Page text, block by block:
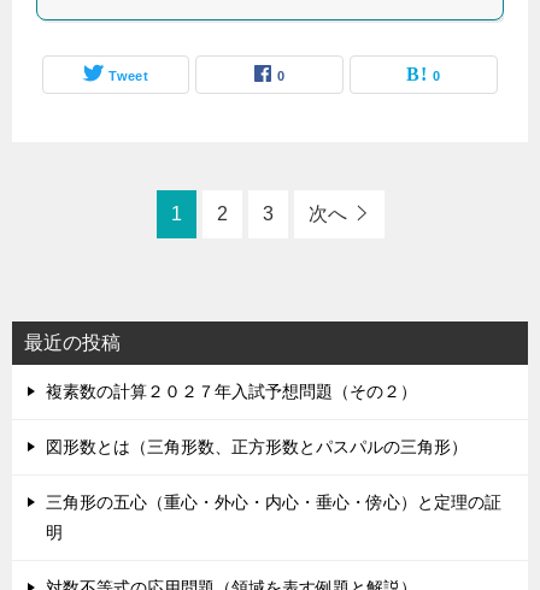
Tweet 0 0
1 2 3 次へ
最近の投稿
複素数の計算２０２７年入試予想問題（その２）
図形数とは（三角形数、正方形数とパスパルの三角形）
三角形の五心（重心・外心・内心・垂心・傍心）と定理の証
明